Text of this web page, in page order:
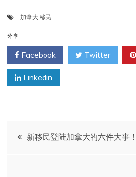
加拿大,移民
分享
Facebook Twitter
Linkedin
文 新移民登陆加拿大的六件大事！